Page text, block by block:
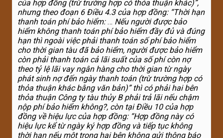
của hợp đồng (trừ trường hợp có thỏa thuận khác)”,
nhưng theo đoạn 6 Điều 4.3 của hợp đồng: “Thời hạn
thanh toán phí bảo hiểm:… Nếu người được bảo
hiểm không thanh toán phí bảo hiểm đầy đủ và đúng
hạn thì ngoài việc phải thanh toán số phí bảo hiểm
cho thời gian tàu đã bảo hiểm, người được bảo hiểm
còn phải thanh toán cả lãi suất của số phí còn nợ
theo tỷ lệ lãi vay ngân hàng cho thời gian từ ngày
phát sinh nợ đến ngày thanh toán (trừ trường hợp có
thỏa thuận khác bằng văn bản)” thì có phải hai bên
thỏa thuận Công ty tàu thủy B phải trả lãi nếu chậm
nộp phí bảo hiểm không?, còn tại Điều 10 của hợp
đồng về hiệu lực của hợp đồng: “Hợp đồng này có
hiệu lực kể từ ngày ký hợp đồng và tiếp tục không
thời hạn nếu một trong hai bên không gửi thông báo